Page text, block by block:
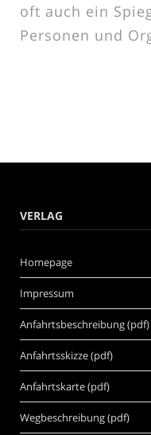
oft auch ein
Personen und
VERLAG
Homepage
Impressum
Anfahrtsbeschreibung (pdf)
Anfahrtsskizze (pdf)
Anfahrtskarte (pdf)
Wegbeschreibung (pdf)